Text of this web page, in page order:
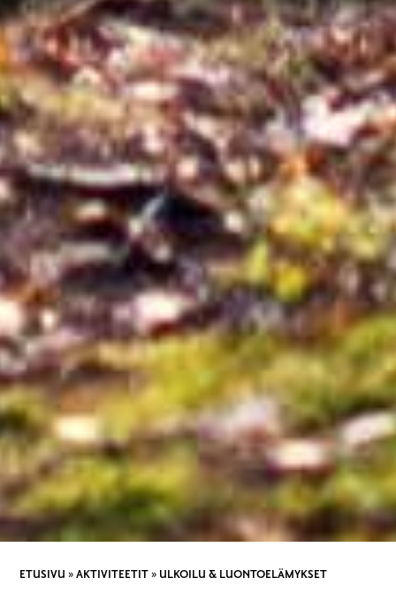
ETUSIVU »AKTIVITEETIT» ULKOILU & LUONTOELÄMYKSET